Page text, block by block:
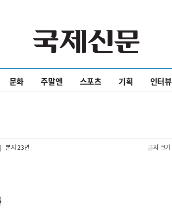
문화 주말엔 스포츠 기획 인터뷰
| 본지 23면 글자 크기